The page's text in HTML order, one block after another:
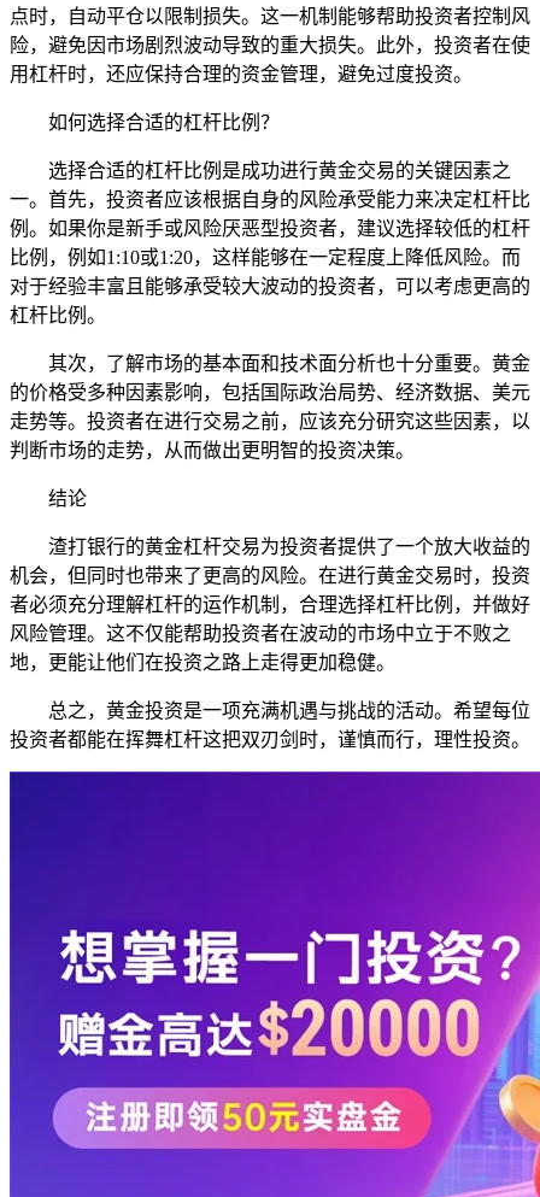
点时，自动平仓以限制损失。这一机制能够帮助投资者控制风
险，避免因市场剧烈波动导致的重大损失。此外，投资者在使
用杠杆时，还应保持合理的资金管理，避免过度投资。
如何选择合适的杠杆比例？
选择合适的杠杆比例是成功进行黄金交易的关键因素之
一。首先，投资者应该根据自身的风险承受能力来决定杠杆比
例。如果你是新手或风险厌恶型投资者，建议选择较低的杠杆
比例，例如1:10或1:20，这样能够在一定程度上降低风险。而
对于经验丰富且能够承受较大波动的投资者，可以考虑更高的
杠杆比例。
其次，了解市场的基本面和技术面分析也十分重要。黄金
的价格受多种因素影响，包括国际政治局势、经济数据、美元
走势等。投资者在进行交易之前，应该充分研究这些因素，以
判断市场的走势，从而做出更明智的投资决策。
结论
渣打银行的黄金杠杆交易为投资者提供了一个放大收益的
机会，但同时也带来了更高的风险。在进行黄金交易时，投资
者必须充分理解杠杆的运作机制，合理选择杠杆比例，并做好
风险管理。这不仅能帮助投资者在波动的市场中立于不败之
地，更能让他们在投资之路上走得更加稳健。
总之，黄金投资是一项充满机遇与挑战的活动。希望每位
投资者都能在挥舞杠杆这把双刃剑时，谨慎而行，理性投资。